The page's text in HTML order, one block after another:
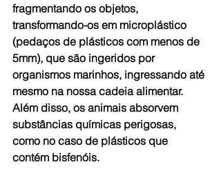
fragmentando os objetos,
transformando-os em microplástico
(pedaços de plásticos com menos de
5mm), que são ingeridos por
organismos marinhos, ingressando até
mesmo na nossa cadeia alimentar.
Além disso, os animais absorvem
substâncias químicas perigosas,
como no caso de plásticos que
contém bisfenóis.